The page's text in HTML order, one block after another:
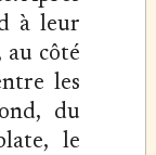
à leur
côté
les
du
le